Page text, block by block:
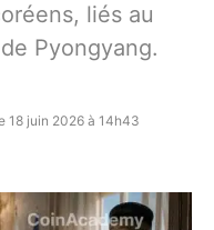
liés au
Pyongyang.
18 juin 2026 à 14h43